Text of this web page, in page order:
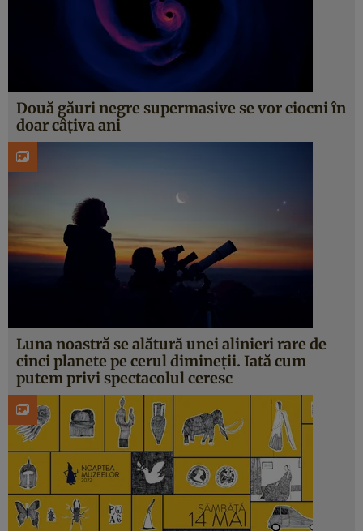
Două găuri negre supermasive se vor ciocni în
doar câțiva ani
Luna noastră se alătură unei alinieri rare de
cinci planete pe cerul dimineții. Iată cum
putem privi spectacolul ceresc